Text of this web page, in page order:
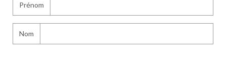
Prénom
Nom